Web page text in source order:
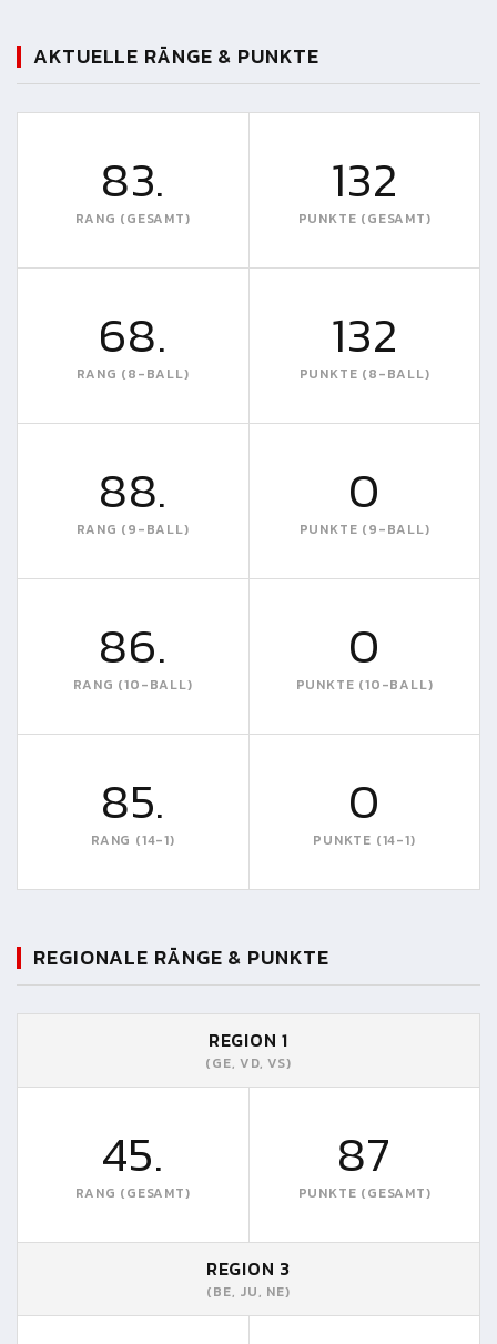
AKTUELLE RÄNGE & PUNKTE
83.
RANG (GESAMT)
132
PUNKTE (GESAMT)
68.
RANG (8-BALL)
132
PUNKTE (8-BALL)
88.
RANG (9-BALL)
0
PUNKTE (9-BALL)
86.
RANG (10-BALL)
0
PUNKTE (10-BALL)
85.
RANG (14-1)
0
PUNKTE (14-1)
REGIONALE RÄNGE & PUNKTE
REGION 1
(GE, VD, VS)
45.
RANG (GESAMT)
87
PUNKTE (GESAMT)
REGION 3
(BE, JU, NE)